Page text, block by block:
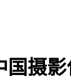
国摄